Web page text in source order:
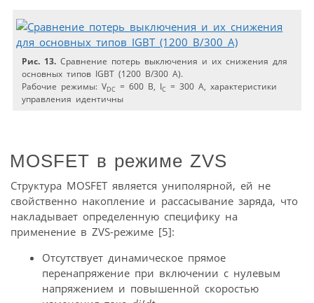
Рис. 13. Сравнение потерь выключения и их снижения для
основных типов IGBT (1200 В/300 А).
Рабочие режимы: VDC = 600 B, IC = 300 A, характеристики
управления идентичны
MOSFET в режиме ZVS
Структура MOSFET является униполярной, ей не
свойственно накопление и рассасывание заряда, что
накладывает определенную специфику на
применение в ZVS-режиме [5]:
Отсутствует динамическое прямое
перенапряжение при включении с нулевым
напряжением и повышенной скоростью